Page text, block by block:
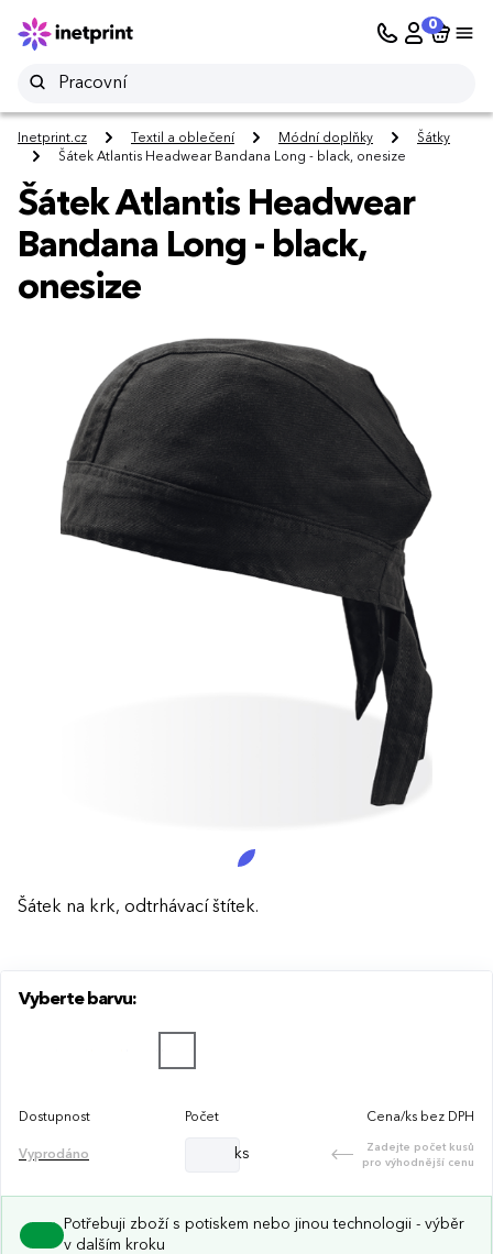
0
Inetprint.cz Textil a oblečení Módní doplňky
Šátky
Šátek Atlantis Headwear Bandana Long - black, onesize
Šátek Atlantis Headwear
Bandana Long - black,
onesize
Šátek na krk, odtrhávací štítek.
Vyberte barvu:
Dostupnost Počet Cena/ks bez DPH
Vyprodáno ks
Zadejte počet kusů
pro výhodnější cenu
Potřebuji zboží s potiskem nebo jinou technologii - výběr
v dalším kroku